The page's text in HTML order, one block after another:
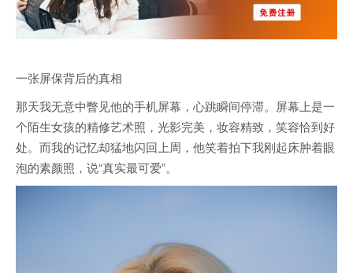
一张屏保背后的真相
那天我无意中瞥见他的手机屏幕，心跳瞬间停滞。屏幕上是一
个陌生女孩的精修艺术照，光影完美，妆容精致，笑容恰到好
处。而我的记忆却猛地闪回上周，他笑着拍下我刚起床肿着眼
泡的素颜照，说“真实最可爱”。